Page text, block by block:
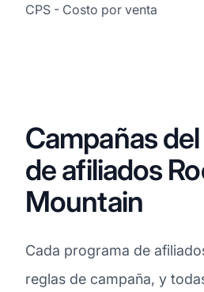
CPS - Costo por venta
Campañas
de afiliados
Mountain
Cada programa de
reglas de campaña, y